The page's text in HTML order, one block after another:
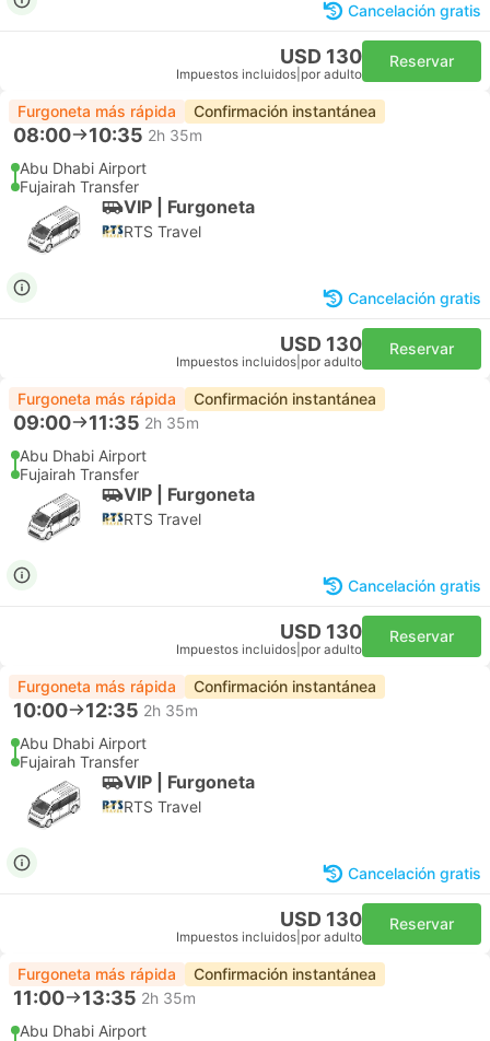
Cancelación gratis
USD 130
Impuestos incluidos por adulto
Reservar
Furgoneta más rápida Confirmación instantánea
08:00 10:35 2h 35m
Abu Dhabi Airport
Fujairah Transfer
VIP | Furgoneta
RTS Travel
Cancelación gratis
USD 130
Impuestos incluidos por adulto
Reservar
Furgoneta más rápida Confirmación instantánea
09:00 11:35 2h 35m
Abu Dhabi Airport
Fujairah Transfer
VIP | Furgoneta
RTS Travel
Cancelación gratis
USD 130
Impuestos incluidos por adulto
Reservar
Furgoneta más rápida Confirmación instantánea
10:00 12:35 2h 35m
Abu Dhabi Airport
Fujairah Transfer
VIP | Furgoneta
RTS Travel
Cancelación gratis
USD 130
Impuestos incluidos por adulto
Reservar
Furgoneta más rápida Confirmación instantánea
11:00 13:35 2h 35m
Abu Dhabi Airport